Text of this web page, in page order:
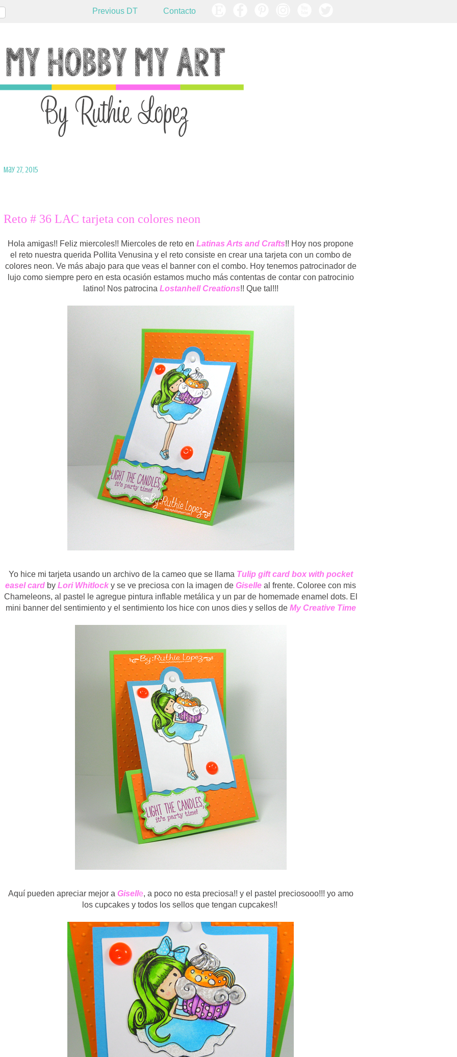
Previous DT Contacto
May 27, 2015
Reto # 36 LAC tarjeta con colores neon
Hola amigas!! Feliz miercoles!! Miercoles de reto en Latinas Arts and Crafts!! Hoy nos propone
el reto nuestra querida Pollita Venusina y el reto consiste en crear una tarjeta con un combo de
colores neon. Ve más abajo para que veas el banner con el combo. Hoy tenemos patrocinador de
lujo como siempre pero en esta ocasión estamos mucho más contentas de contar con patrocinio
latino! Nos patrocina Lostanhell Creations!! Que tal!!!
Yo hice mi tarjeta usando un archivo de la cameo que se llama Tulip gift card box with pocket
easel card by Lori Whitlock y se ve preciosa con la imagen de Giselle al frente. Coloree con mis
Chameleons, al pastel le agregue pintura inflable metálica y un par de homemade enamel dots. El
mini banner del sentimiento y el sentimiento los hice con unos dies y sellos de My Creative Time
Aquí pueden apreciar mejor a Giselle, a poco no esta preciosa!! y el pastel preciosooo!!! yo amo
los cupcakes y todos los sellos que tengan cupcakes!!